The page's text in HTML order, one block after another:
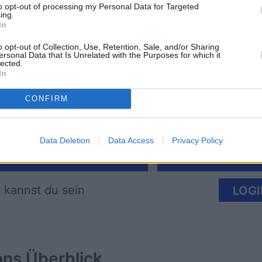
opt-out of processing my Personal Data for Targeted
opt-out of Collection, Use, Retention, Sale, and/or Sharing
Data that Is Unrelated with the Purposes for which it
CONFIRM
Data Deletion Data Access Privacy Policy
Block Champ Mahjong
kannst du sein